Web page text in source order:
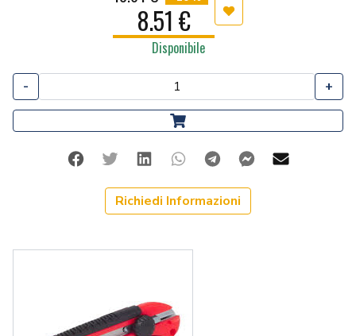
8.51 € Aggiungi ai preferiti
Disponibile
- +
FacebookTwitterLinkedinWhatsappTelegramFacebook
Richiedi Informazioni